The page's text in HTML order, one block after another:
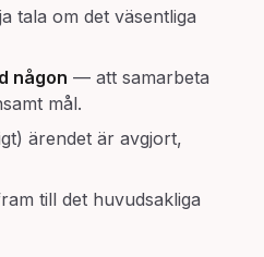
tala om det väsentliga
någon — att samarbeta
mål.
ärendet är avgjort,
till det huvudsakliga